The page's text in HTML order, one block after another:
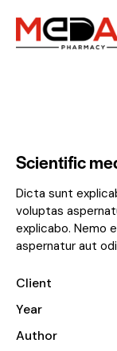
Scientific
Dicta sunt
voluptas
explicabo. Nemo
aspernatur aut
Client
Year
Author